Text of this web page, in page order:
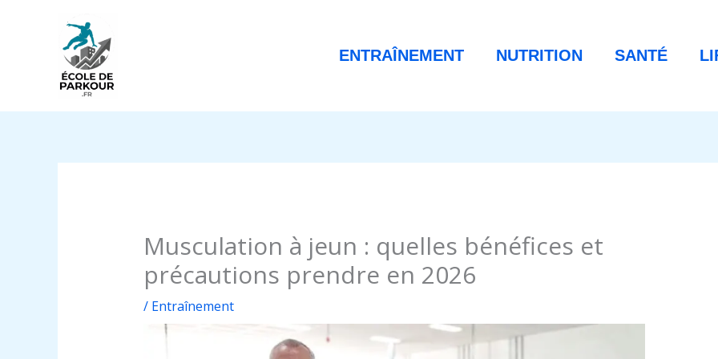
ENTRAÎNEMENT NUTRITION SANTÉ
Musculation à jeun : quelles bénéfices et
précautions prendre en 2026
/ Entraînement